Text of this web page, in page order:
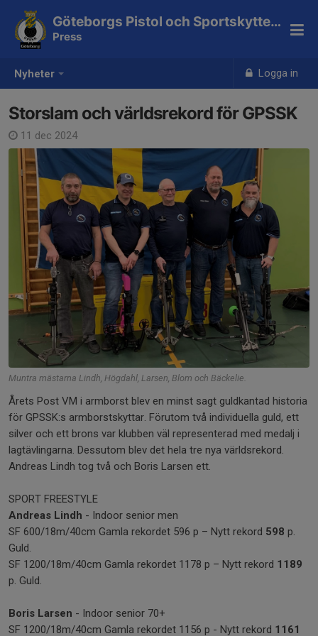
Nyheter Logga in
Göteborgs Pistol och Sportskytteklubb
Press
Storslam och världsrekord för GPSSK
11 dec 2024
Muntra mästarna Lindh, Högdahl, Larsen, Blom och Bäckelie.
Årets Post VM i armborst blev en minst sagt guldkantad historia
för GPSSK:s armborstskyttar. Förutom två individuella guld, ett
silver och ett brons var klubben väl representerad med medalj i
lagtävlingarna. Dessutom blev det hela tre nya världsrekord.
Andreas Lindh tog två och Boris Larsen ett.
SPORT FREESTYLE
Andreas Lindh - Indoor senior men
SF 600/18m/40cm Gamla rekordet 596 p – Nytt rekord 598 p.
Guld.
SF 1200/18m/40cm Gamla rekordet 1178 p – Nytt rekord 1189
p. Guld.
Boris Larsen - Indoor senior 70+
SF 1200/18m/40cm Gamla rekordet 1156 p - Nytt rekord 1161